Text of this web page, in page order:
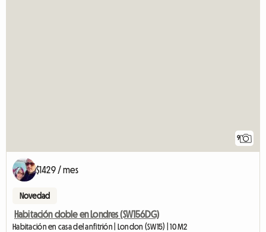
9
$1429 / mes
Novedad
Habitación doble en Londres (SW156DG)
Habitación en casa del anfitrión | London (SW15) | 10 M2